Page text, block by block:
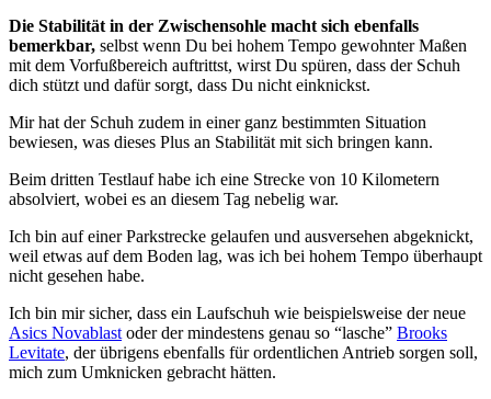
Die Stabilität in der Zwischensohle macht sich ebenfalls
bemerkbar, selbst wenn Du bei hohem Tempo gewohnter Maßen
mit dem Vorfußbereich auftrittst, wirst Du spüren, dass der Schuh
dich stützt und dafür sorgt, dass Du nicht einknickst.
Mir hat der Schuh zudem in einer ganz bestimmten Situation
bewiesen, was dieses Plus an Stabilität mit sich bringen kann.
Beim dritten Testlauf habe ich eine Strecke von 10 Kilometern
absolviert, wobei es an diesem Tag nebelig war.
Ich bin auf einer Parkstrecke gelaufen und ausversehen abgeknickt,
weil etwas auf dem Boden lag, was ich bei hohem Tempo überhaupt
nicht gesehen habe.
Ich bin mir sicher, dass ein Laufschuh wie beispielsweise der neue
Asics Novablast oder der mindestens genau so “lasche” Brooks
Levitate, der übrigens ebenfalls für ordentlichen Antrieb sorgen soll,
mich zum Umknicken gebracht hätten.